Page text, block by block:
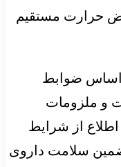
حرارت مستقیم
اساس ضوابط
و ملزومات
از شرایط
سلامت داروی